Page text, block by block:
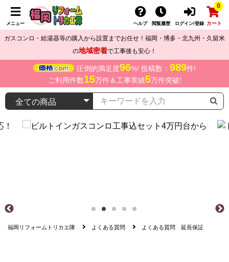
メニュー ヘルプ 閲覧履歴 ログイン/登録
0
カート
ガスコンロ・給湯器等の購入から設置までお任せ！福岡・博多・北九州・久留米
の地域密着で工事後も安心！
圧倒的満足度96%! 投稿数： 989件!
ご利用件数15万件＆工事実績5万件突破!
福岡リフォームトリカエ隊 よくある質問 よくある質問 延長保証